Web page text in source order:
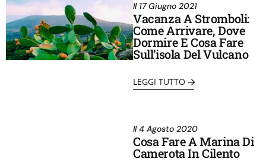
Il 17 Giugno 2021
Vacanza A Stromboli:
Come Arrivare, Dove
Dormire E Cosa Fare
Sull’isola Del Vulcano
LEGGI TUTTO
Il4 Agosto 2020
Cosa Fare A Marina Di
Camerota In Cilento